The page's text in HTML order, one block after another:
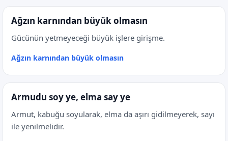
Ağzın karnından büyük olmasın
Gücünün yetmeyeceği büyük işlere girişme.
Ağzın karnından büyük olmasın
Armudu soy ye, elma say ye
Armut, kabuğu soyularak, elma da aşırı gidilmeyerek, sayı
ile yenilmelidir.